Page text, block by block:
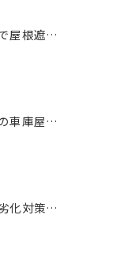
南アルプス市で屋根遮熱塗装の効果徹底解説
甲府市で安心の車庫屋根修理方法
中央市の外壁劣化対策と補修方法